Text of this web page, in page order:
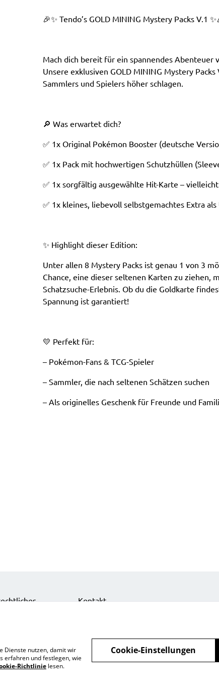
🎉✨ Tendo’s GOLD MINING Mystery Packs V.1
Mach dich bereit für ein spannendes Abenteuer
Unsere exklusiven GOLD MINING Mystery
Sammlers und Spielers höher schlagen.
🔎 Was erwartet dich?
✅ 1x Original Pokémon Booster (deutsche
✅ 1x Pack mit hochwertigen Schutzhüllen
✅ 1x sorgfältig ausgewählte Hit-Karte –
✅ 1x kleines, liebevoll selbstgemachtes Extra als
✨ Highlight dieser Edition:
Unter allen 8 Mystery Packs ist genau 1 von 3
Chance, eine dieser seltenen Karten zu ziehen,
Schatzsuche-Erlebnis. Ob du die Goldkarte
Spannung ist garantiert!
💛 Perfekt für:
– Pokémon-Fans & TCG-Spieler
– Sammler, die nach seltenen Schätzen suchen
– Als originelles Geschenk für Freunde und
Kontakt
Dienste nutzen, damit wir
erfahren und festlegen, wie
Richtlinie lesen.
Cookie-Einstellungen